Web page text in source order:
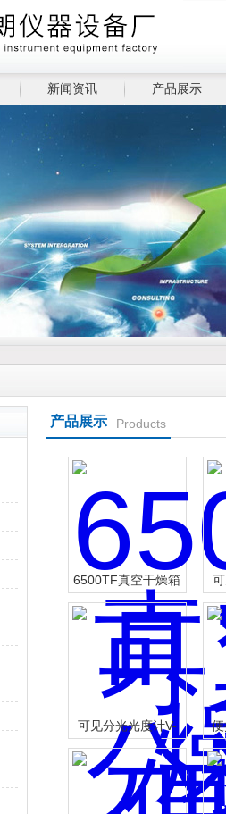
新闻资讯 产品展示
产品展示 Products
6500TF真空干燥箱
6050TF
可见分光光度计V-
1000